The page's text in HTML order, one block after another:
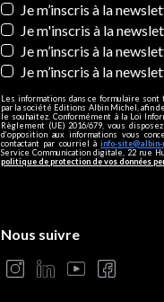
Newsletters
Je m’inscris à la
Je m'inscris à la
Je m’inscris à la
Je m’inscris à la
Les informations dans ce formulaire
par la société Editions Albin Michel, afin
le souhaitez. Conformément à la Loi
Règlement (UE) 2016/679, vous
d’opposition aux informations vous
contactant par courriel àinfo-
Service Communication digitale, 22 rue
politique de protection de vos données
Nous suivre